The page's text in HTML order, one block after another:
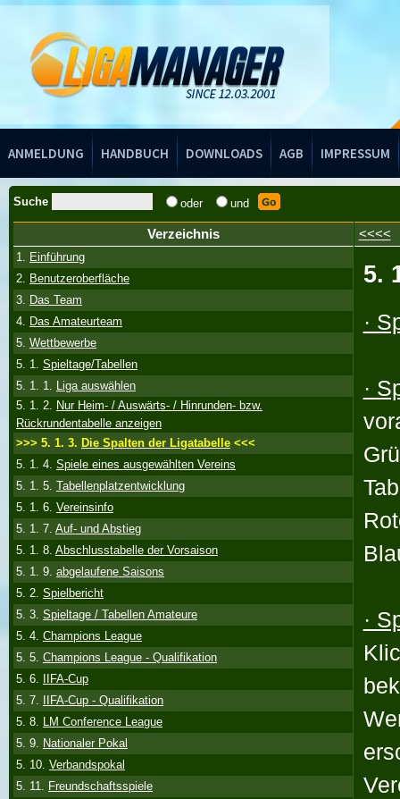
ANMELDUNG HANDBUCH DOWNLOADS AGB IMPRESSUM
Handbuch
Suche oder und
Verzeichnis
1. Einführung
2. Benutzeroberfläche
3. Das Team
4. Das Amateurteam
5. Wettbewerbe
5. 1. Spieltage/Tabellen
5. 1. 1. Liga auswählen
5. 1. 2. Nur Heim- / Auswärts- / Hinrunden- bzw.
Rückrundentabelle anzeigen
>>> 5. 1. 3. Die Spalten der Ligatabelle <<<
5. 1. 4. Spiele eines ausgewählten Vereins
5. 1. 5. Tabellenplatzentwicklung
5. 1. 6. Vereinsinfo
5. 1. 7. Auf- und Abstieg
5. 1. 8. Abschlusstabelle der Vorsaison
5. 1. 9. abgelaufene Saisons
5. 2. Spielbericht
5. 3. Spieltage / Tabellen Amateure
5. 4. Champions League
5. 5. Champions League - Qualifikation
5. 6.
IIFA-Cup
5. 7.
IIFA-Cup - Qualifikation
5. 8. LM Conference League
5. 9. Nationaler Pokal
5. 10. Verbandspokal
5. 11. Freundschaftsspiele
<<<<
5.
·
·
·